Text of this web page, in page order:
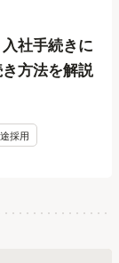
社手続きに
方法を解説
採用